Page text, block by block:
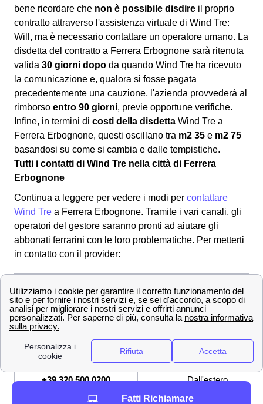
bene ricordare che non è possibile disdire il proprio
contratto attraverso l'assistenza virtuale di Wind Tre:
Will, ma è necessario contattare un operatore umano. La
disdetta del contratto a Ferrera Erbognone sarà ritenuta
valida 30 giorni dopo da quando Wind Tre ha ricevuto
la comunicazione e, qualora si fosse pagata
precedentemente una cauzione, l'azienda provvederà al
rimborso entro 90 giorni, previe opportune verifiche.
Infine, in termini di costi della disdetta Wind Tre a
Ferrera Erbognone, questi oscillano tra m2 35 e m2 75
basandosi su come si cambia e dalle tempistiche.
Tutti i contatti di Wind Tre nella città di Ferrera
Erbognone
Continua a leggere per vedere i modi per contattare
Wind Tre a Ferrera Erbognone. Tramite i vari canali, gli
operatori del gestore saranno pronti ad aiutare gli
abbonati ferrarini con le loro problematiche. Per metterti
in contatto con il provider:
800 900 134
Numero Verde
[email protected] Indirizzo mail per PEC
+39 320 500 0200 Dall'estero
Fatti Richiamare